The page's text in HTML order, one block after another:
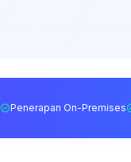
Penerapan On-Premises